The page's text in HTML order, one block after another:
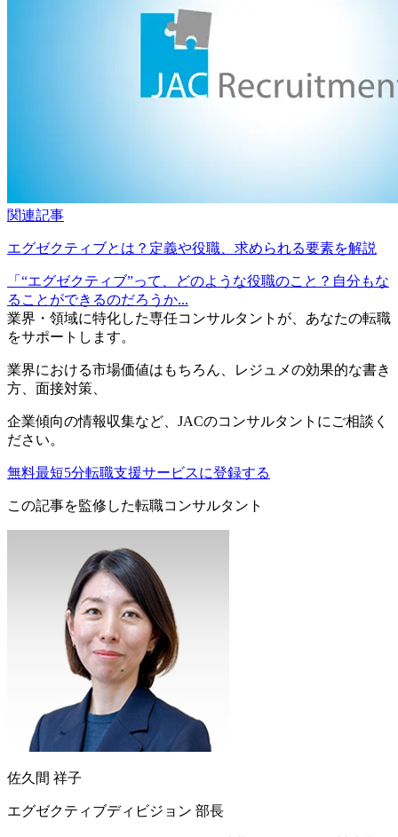
関連記事
エグゼクティブとは？定義や役職、求められる要素を解説
「“エグゼクティブ”って、どのような役職のこと？自分もな
ることができるのだろうか...
業界・領域に特化した専任コンサルタントが、 あなたの転職
をサポートします。
業界における市場価値はもちろん、
レジュメの効果的な書き
方
面接対策
企業傾向の情報収集など、 JACのコンサルタントにご相談く
ださい。
無料最短5分転職支援サービスに登録する
この記事を監修した転職コンサルタント
佐久間 祥子
エグゼクティブディビジョン 部長